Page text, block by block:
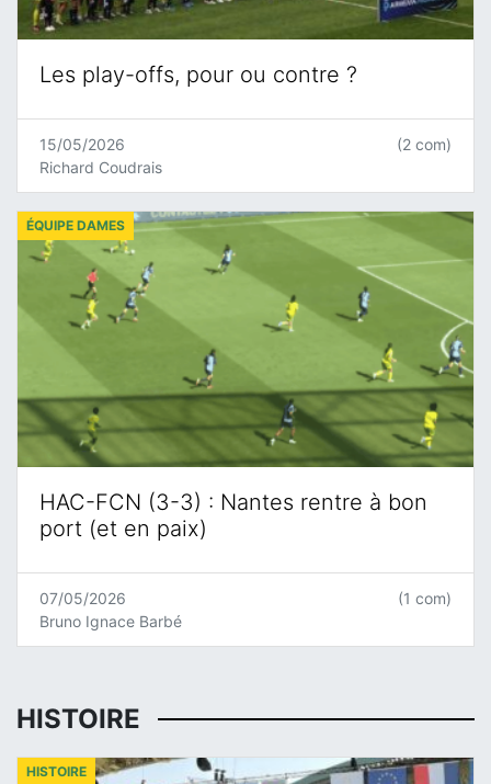
Les play-offs, pour ou contre ?
15/05/2026
Richard Coudrais
(2 com)
HAC-FCN (3-3) : Nantes rentre à bon
port (et en paix)
ÉQUIPE DAMES
07/05/2026
Bruno Ignace Barbé
(1 com)
HISTOIRE
HISTOIRE